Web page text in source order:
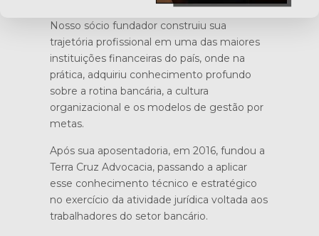
Nosso sócio fundador construiu sua
trajetória profissional em uma das maiores
instituições financeiras do país, onde na
prática, adquiriu conhecimento profundo
sobre a rotina bancária, a cultura
organizacional e os modelos de gestão por
metas.
Após sua aposentadoria, em 2016, fundou a
Terra Cruz Advocacia, passando a aplicar
esse conhecimento técnico e estratégico
no exercício da atividade jurídica voltada aos
trabalhadores do setor bancário.